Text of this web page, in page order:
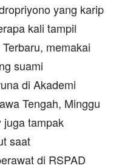
yang karip
kali tampil
memakai
suami
di Akademi
Tengah, Minggu
juga tampak
saat
di RSPAD